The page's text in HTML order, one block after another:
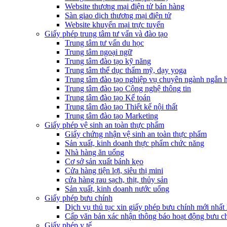
Website thương mại điện tử bán hàng
Sàn giao dịch thương mại điện tử
Website khuyến mại trực tuyến
Giấy phép trung tâm tư vấn và đào tạo
Trung tâm tư vấn du học
Trung tâm ngoại ngữ
Trung tâm đào tạo kỹ năng
Trung tâm thể dục thẩm mỹ, dạy yoga
Trung tâm đào tạo nghiệp vụ chuyên ngành ngắn
Trung tâm đào tạo Công nghệ thông tin
Trung tâm đào tạo Kế toán
Trung tâm đào tạo Thiết kế nội thất
Trung tâm đào tạo Marketing
Giấy phép vệ sinh an toàn thực phẩm
Giấy chứng nhận vệ sinh an toàn thực phẩm
Sản xuất, kinh doanh thực phẩm chức năng
Nhà hàng ăn uống
Cơ sở sản xuất bánh kẹo
Cửa hàng tiện lợi, siêu thị mini
cửa hàng rau sạch, thịt, thủy sản
Sản xuất, kinh doanh nước uống
Giấy phép bưu chính
Dịch vụ thủ tục xin giấy phép bưu chính mới nhất
Cấp văn bản xác nhận thông báo hoạt động bưu
Giấy phép y tế